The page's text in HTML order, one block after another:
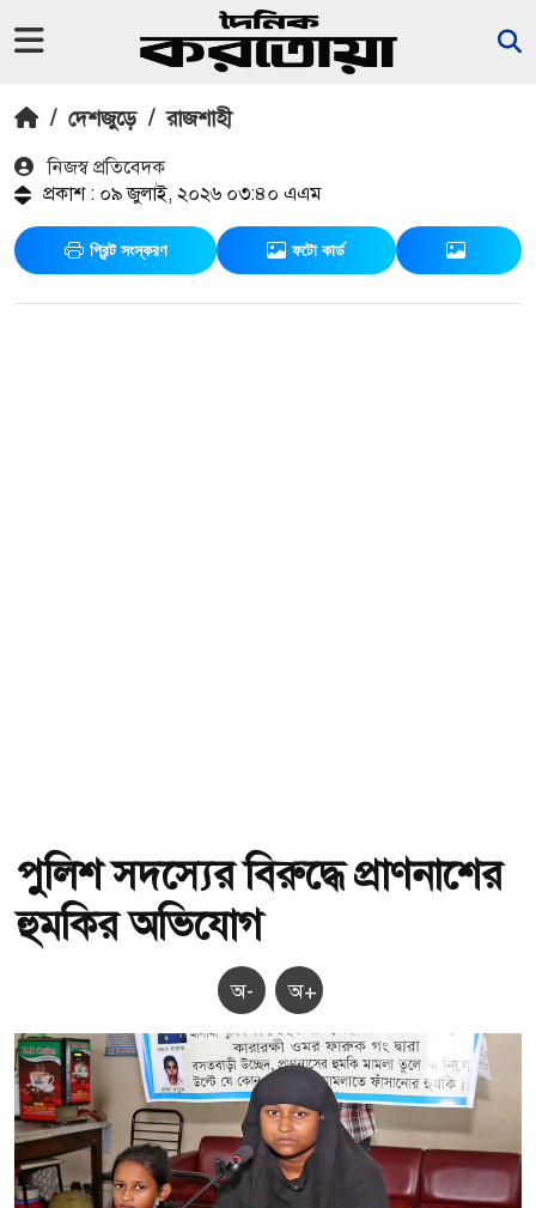
/ দেশজুড়ে / রাজশাহী
নিজস্ব প্রতিবেদক
প্রকাশ : ০৯ জুলাই, ২০২৬ ০৩:৪০ এএম
প্রিন্ট সংস্করণ ফটো কার্ড
পুলিশ সদস্যের বিরুদ্ধে প্রাণনাশের
হুমকির অভিযোগ
অ- অ+